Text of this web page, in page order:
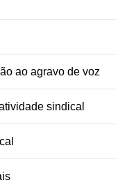
ao agravo de voz
sindical